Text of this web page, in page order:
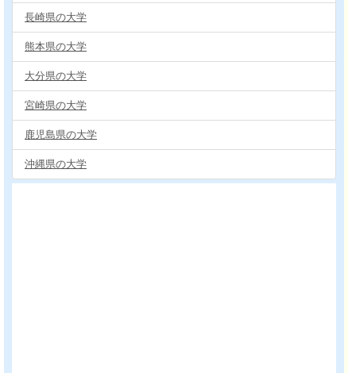
長崎県の大学
熊本県の大学
大分県の大学
宮崎県の大学
鹿児島県の大学
沖縄県の大学